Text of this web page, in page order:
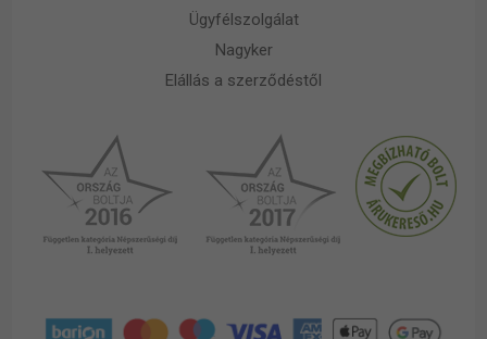
Ügyfélszolgálat
Nagyker
Elállás a szerződéstől